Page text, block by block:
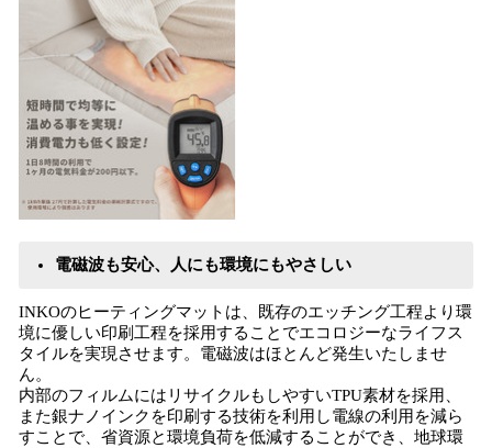
電磁波も安心、人にも環境にもやさしい
INKOのヒーティングマットは、既存のエッチング工程より環
境に優しい印刷工程を採用することでエコロジーなライフス
タイルを実現させます。電磁波はほとんど発生いたしませ
ん。
内部のフィルムにはリサイクルもしやすいTPU素材を採用、
また銀ナノインクを印刷する技術を利用し電線の利用を減ら
すことで、省資源と環境負荷を低減することができ、地球環